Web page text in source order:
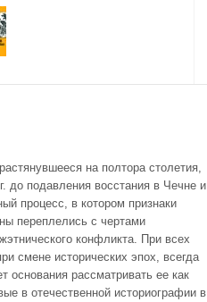
на полтора столетия,
до подавления восстания в Чечне и
процесс, в котором признаки
переплелись с чертами
конфликта. При всех
смене исторических эпох, всегда
основания рассматривать ее как
в отечественной историографии в